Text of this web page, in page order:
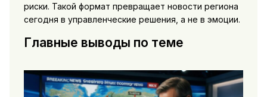
риски. Такой формат превращает новости региона
сегодня в управленческие решения, а не в эмоции.
Главные выводы по теме